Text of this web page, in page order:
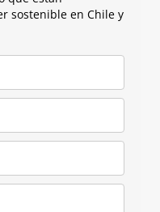
sostenible en Chile y